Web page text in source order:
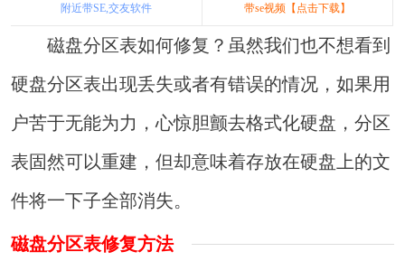
附近带SE,交友软件 带se视频【点击下载】
磁盘分区表如何修复？虽然我们也不想看到
硬盘分区表出现丢失或者有错误的情况，如果用
户苦于无能为力，心惊胆颤去格式化硬盘，分区
表固然可以重建，但却意味着存放在硬盘上的文
件将一下子全部消失。
磁盘分区表修复方法